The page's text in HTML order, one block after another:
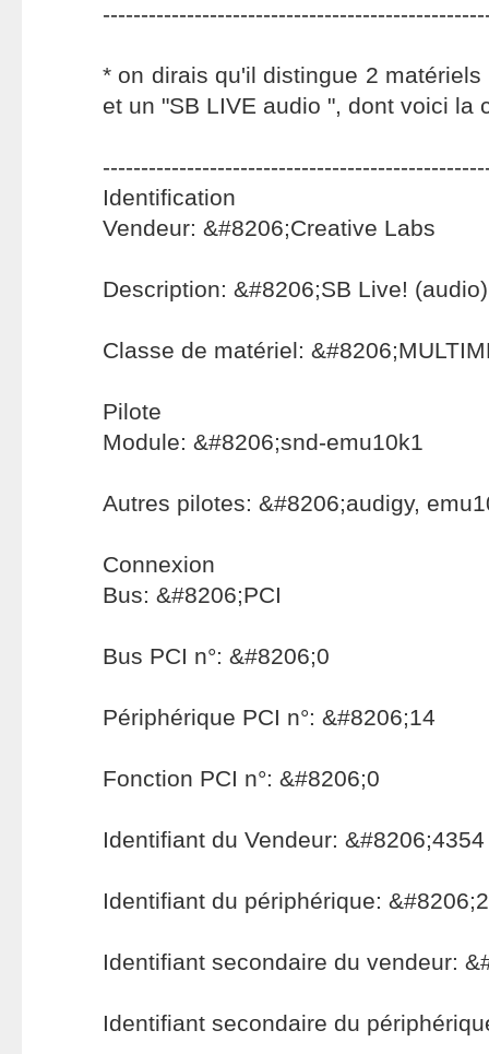
* on dirais qu'il distingue 2
et un "SB LIVE audio ", dont voici la
Identification
Vendeur: &#8206;Creative Labs
Description: &#8206;SB Live! (audio)
Classe de matériel:
Pilote
Module: &#8206;snd-emu10k1
Autres pilotes: &#8206;audigy,
Connexion
Bus: &#8206;PCI
Bus PCI n°: &#8206;0
Périphérique PCI n°: &#8206;14
Fonction PCI n°: &#8206;0
Identifiant du Vendeur: &#8206;4354
Identifiant du périphérique: &#8206;2
Identifiant secondaire du vendeur:
Identifiant secondaire du